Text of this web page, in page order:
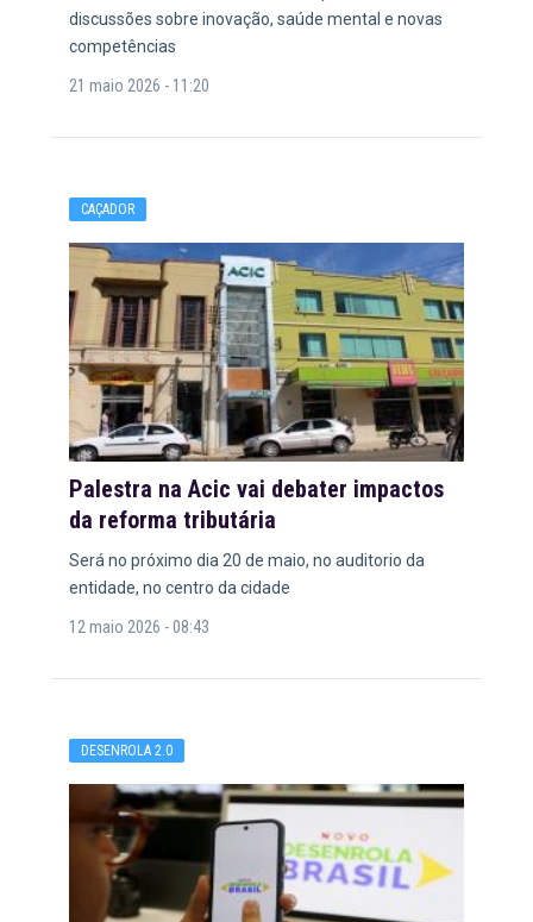
discussões sobre inovação, saúde mental e novas
competências
21 maio 2026 - 11:20
CAÇADOR
Palestra na Acic vai debater impactos
da reforma tributária
Será no próximo dia 20 de maio, no auditorio da
entidade, no centro da cidade
12 maio 2026 - 08:43
DESENROLA 2.0